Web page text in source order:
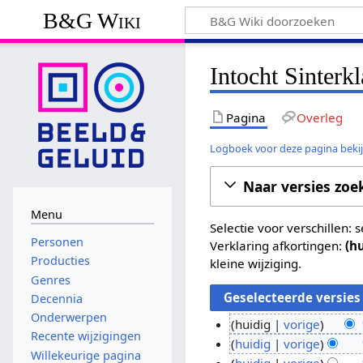
B&G Wiki
Intocht
Pagina Overleg
Logboek voor deze pagina
Naar versies
Selectie voor verschillen:
Verklaring afkortingen:
kleine wijziging.
1
huidig vorige
G
e
huidig vorige
Menu
Personen
Producties
Genres
Decennia
Onderwerpen
Recente wijzigingen
Willekeurige pagina